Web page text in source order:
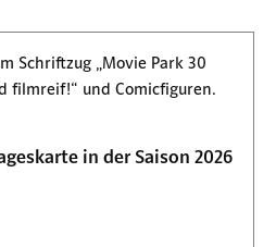
in der Saison 2026